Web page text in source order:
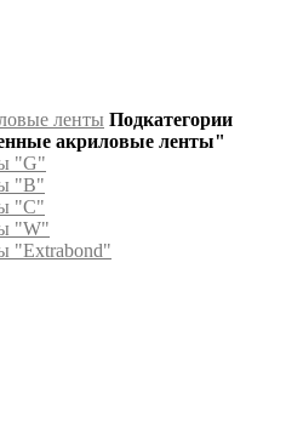
ленты Подкатегории
акриловые ленты"
"G"
"B"
"C"
"W"
"Extrabond"